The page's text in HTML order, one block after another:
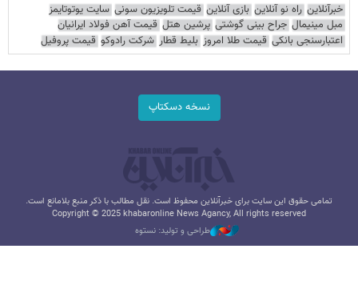
خبرآنلاین راه نو آنلاین بازی آنلاین قیمت تلویزیون سونی سایت یوتوتایمز
مبل مینیمال جراح بینی گوشتی پرشین هتل قیمت آهن فولاد ایرانیان
اعتبارسنجی بانکی قیمت طلا امروز بلیط قطار شرکت رادوکو قیمت پروفیل
نسخه دسکتاپ
تمامی حقوق این سایت برای خبرآنلاین محفوظ است. نقل مطالب با ذکر منبع بلامانع است.
Copyright © 2025 khabaronline News Agancy, All rights reserved
طراحی و تولید: نستوه